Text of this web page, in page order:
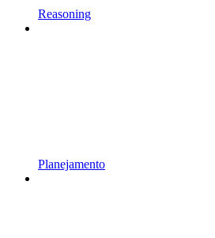
Reasoning
Planejamento